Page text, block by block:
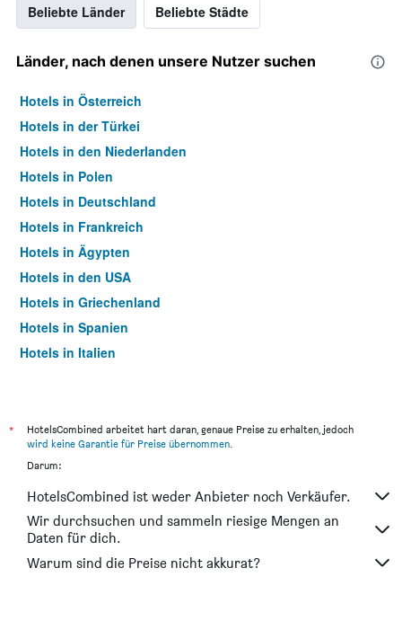
Beliebte Länder Beliebte Städte
Länder, nach denen unsere Nutzer suchen
Hotels in Österreich
Hotels in der Türkei
Hotels in den Niederlanden
Hotels in Polen
Hotels in Deutschland
Hotels in Frankreich
Hotels in Ägypten
Hotels in den USA
Hotels in Griechenland
Hotels in Spanien
Hotels in Italien
*
HotelsCombined arbeitet hart daran, genaue Preise zu erhalten, jedoch
wird keine Garantie für Preise übernommen.
Darum:
HotelsCombined ist weder Anbieter noch Verkäufer.
Wir durchsuchen und sammeln riesige Mengen an
Daten für dich.
Warum sind die Preise nicht akkurat?